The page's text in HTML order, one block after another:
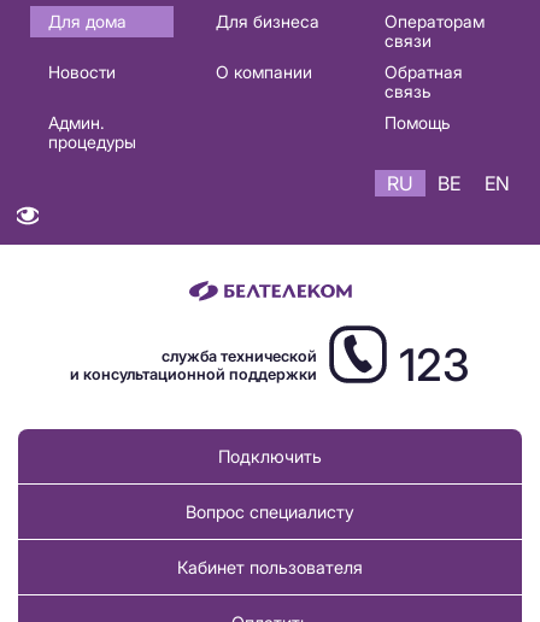
Основная
навигация
Для дома Для бизнеса
Операторам
связи
Новости
О компании
Обратная
связь
Админ.
процедуры
Помощь
RU BE EN
служба технической
и консультационной поддержки
123
Подключить
Вопрос специалисту
Кабинет пользователя